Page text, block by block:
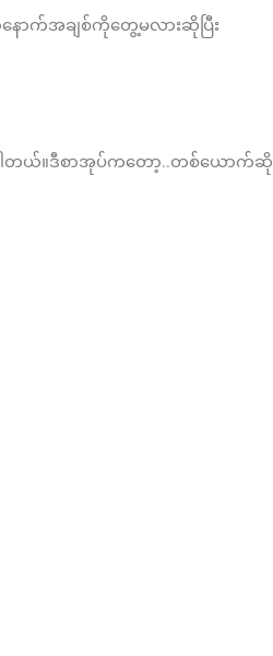
ောက်အချစ်ကိုတွေ့မလားဆိုပြီး
ပါတယ်။ဒီစာအုပ်ကတော့..တစ်ယောက်ဆို